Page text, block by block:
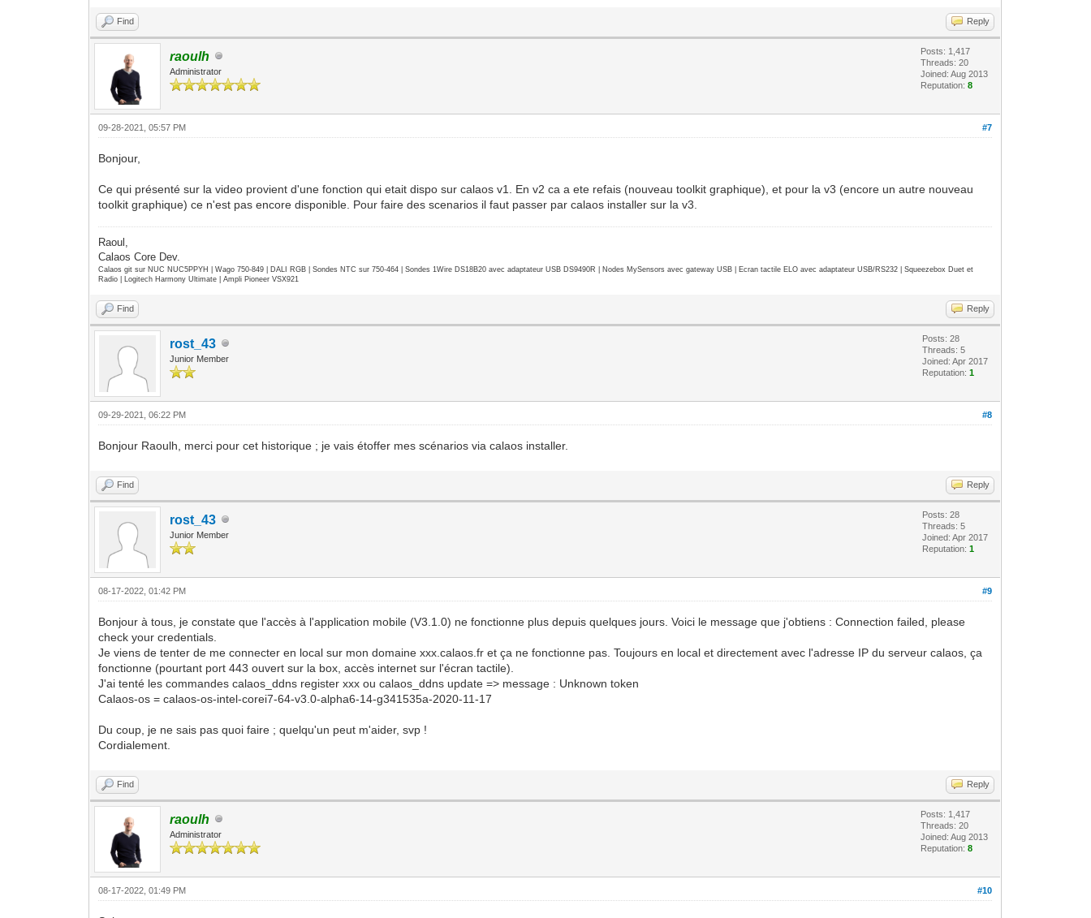
Find Reply
raoulh
Administrator
Posts: 1,417
Threads: 20
Joined: Aug 2013
Reputation:8
#7
09-28-2021, 05:57 PM
Bonjour,
Ce qui présenté sur la video provient d'une fonction qui etait dispo sur calaos v1. En v2 ca a ete refais (nouveau toolkit graphique), et pour la v3 (encore un autre nouveau
toolkit graphique) ce n'est pas encore disponible. Pour faire des scenarios il faut passer par calaos installer sur la v3.
Raoul,
Calaos Core Dev.
Calaos git sur NUC NUC5PPYH | Wago 750-849 | DALI RGB | Sondes NTC sur 750-464 | Sondes 1Wire DS18B20 avec adaptateur USB DS9490R | Nodes MySensors avec gateway USB | Ecran tactile ELO avec adaptateur USB/RS232 | Squeezebox Duet et
Radio | Logitech Harmony Ultimate | Ampli Pioneer VSX921
Find Reply
rost_43
Junior Member
Posts: 28
Threads: 5
Joined: Apr 2017
Reputation:1
#8
09-29-2021, 06:22 PM
Bonjour Raoulh, merci pour cet historique ; je vais étoffer mes scénarios via calaos installer.
Find Reply
rost_43
Junior Member
Posts: 28
Threads: 5
Joined: Apr 2017
Reputation:1
#9
08-17-2022, 01:42 PM
Bonjour à tous, je constate que l'accès à l'application mobile (V3.1.0) ne fonctionne plus depuis quelques jours. Voici le message que j'obtiens : Connection failed, please
check your credentials.
Je viens de tenter de me connecter en local sur mon domaine xxx.calaos.fr et ça ne fonctionne pas. Toujours en local et directement avec l'adresse IP du serveur calaos, ça
fonctionne (pourtant port 443 ouvert sur la box, accès internet sur l'écran tactile).
J'ai tenté les commandes calaos_ddns register xxx ou calaos_ddns update => message : Unknown token
Calaos-os = calaos-os-intel-corei7-64-v3.0-alpha6-14-g341535a-2020-11-17
Du coup, je ne sais pas quoi faire ; quelqu'un peut m'aider, svp !
Cordialement.
Find Reply
raoulh
Administrator
Posts: 1,417
Threads: 20
Joined: Aug 2013
Reputation:8
#10
08-17-2022, 01:49 PM